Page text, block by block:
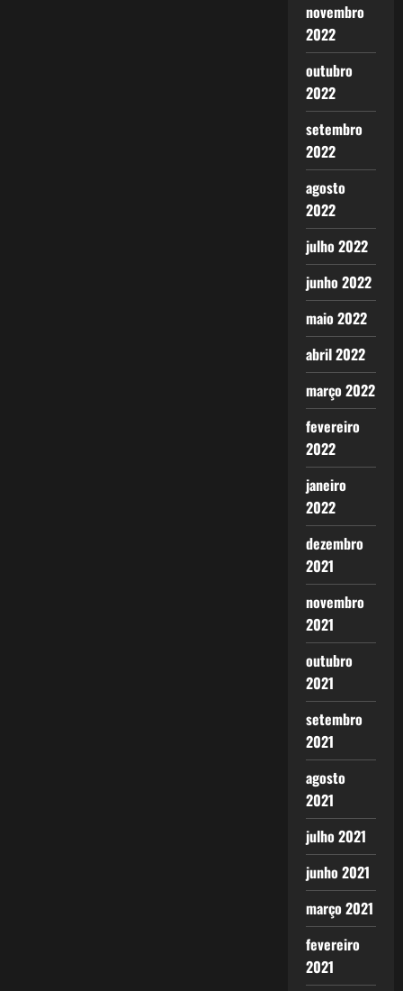
novembro
2022
outubro
2022
setembro
2022
agosto
2022
julho 2022
junho 2022
maio 2022
abril 2022
março 2022
fevereiro
2022
janeiro
2022
dezembro
2021
novembro
2021
outubro
2021
setembro
2021
agosto
2021
julho 2021
junho 2021
março 2021
fevereiro
2021